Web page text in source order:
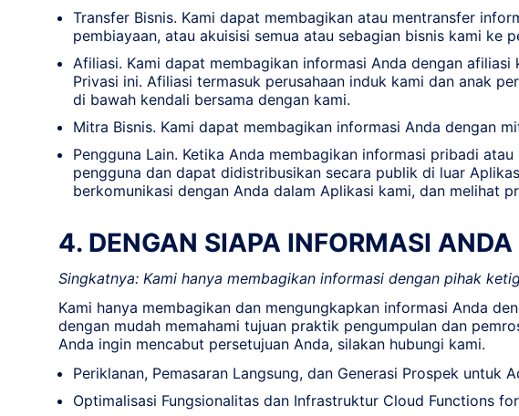
Transfer Bisnis. Kami dapat membagikan atau mentransfer
pembiayaan, atau akuisisi semua atau sebagian bisnis kami ke
Afiliasi. Kami dapat membagikan informasi Anda dengan
Privasi ini. Afiliasi termasuk perusahaan induk kami dan anak
di bawah kendali bersama dengan kami.
Mitra Bisnis. Kami dapat membagikan informasi Anda dengan
Pengguna Lain. Ketika Anda membagikan informasi pribadi
pengguna dan dapat didistribusikan secara publik di luar
berkomunikasi dengan Anda dalam Aplikasi kami, dan melihat
4. DENGAN SIAPA INFORMASI
Singkatnya: Kami hanya membagikan informasi dengan pihak
Kami hanya membagikan dan mengungkapkan informasi Anda
dengan mudah memahami tujuan praktik pengumpulan dan
Anda ingin mencabut persetujuan Anda, silakan hubungi kami.
Periklanan, Pemasaran Langsung, dan Generasi Prospek untuk
Optimalisasi Fungsionalitas dan Infrastruktur Cloud Functions